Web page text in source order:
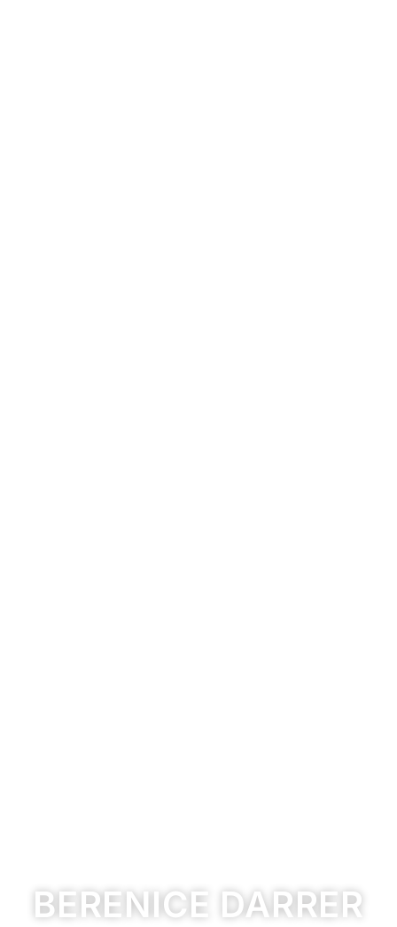
BERENICE DARRER